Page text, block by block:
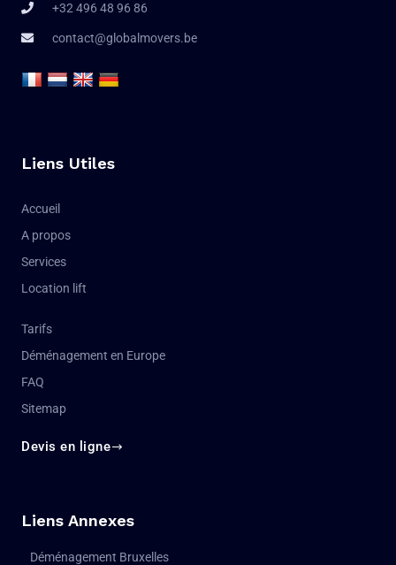
+32 496 48 96 86
contact@globalmovers.be
Liens Utiles
Accueil
A propos
Services
Location lift
Tarifs
Déménagement en Europe
FAQ
Sitemap
Devis en ligne
Liens Annexes
Déménagement Bruxelles